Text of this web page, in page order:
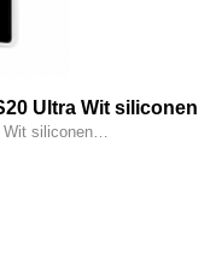
Ultra Wit siliconen
Wit siliconen…